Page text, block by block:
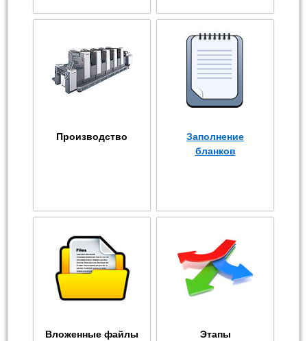
Производство
Заполнение
бланков
Вложенные файлы
Этапы